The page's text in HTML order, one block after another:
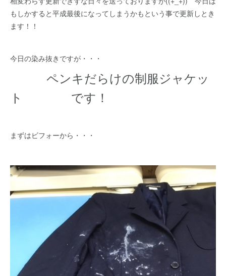
もしかすると平成最後になってしまうかもという事で更新しとき
ます！！
今日の染み抜きですが・・・
ペンキだらけの制服ジャケッ
ト です！
まずはビフォーから・・・